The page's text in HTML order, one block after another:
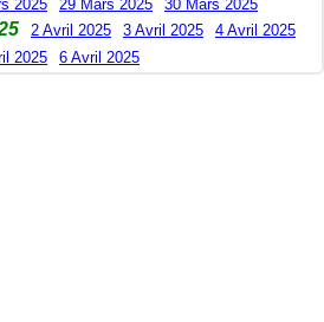
2025 29 Mars 2025
30 Mars 2025
2 Avril 2025 3 Avril 2025
4 Avril 2025
2025
6 Avril 2025